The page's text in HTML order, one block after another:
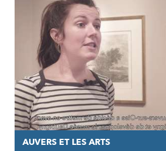
AUVERS ET LES ARTS